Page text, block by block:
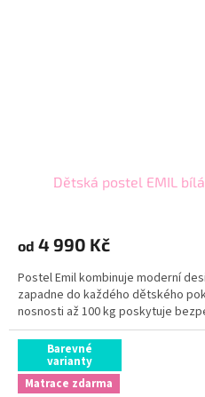
Dětská postel EMIL
od 4 990 Kč
Postel Emil kombinuje moderní
zapadne do každého dětského
nosnosti až 100 kg poskytuje
Barevné
varianty
Matrace zdarma